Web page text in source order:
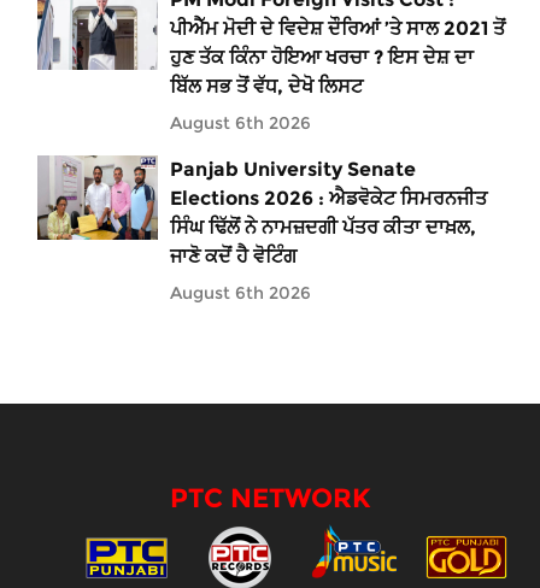
ਪੀਐੱਮ ਮੋਦੀ ਦੇ ਵਿਦੇਸ਼ ਦੌਰਿਆਂ ’ਤੇ ਸਾਲ 2021 ਤੋਂ
ਹੁਣ ਤੱਕ ਕਿੰਨਾ ਹੋਇਆ ਖਰਚਾ ? ਇਸ ਦੇਸ਼ ਦਾ
ਬਿੱਲ ਸਭ ਤੋਂ ਵੱਧ, ਦੇਖੋ ਲਿਸਟ
August 6th 2026
Panjab University Senate
Elections 2026 : ਐਡਵੋਕੇਟ ਸਿਮਰਨਜੀਤ
ਸਿੰਘ ਢਿੱਲੋਂ ਨੇ ਨਾਮਜ਼ਦਗੀ ਪੱਤਰ ਕੀਤਾ ਦਾਖ਼ਲ,
ਜਾਣੋ ਕਦੋਂ ਹੈ ਵੋਟਿੰਗ
August 6th 2026
PTC NETWORK